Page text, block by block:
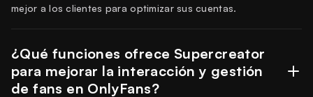
mejor a los clientes para optimizar sus cuentas.
¿Qué funciones ofrece Supercreator
para mejorar la interacción y gestión
de fans en OnlyFans?